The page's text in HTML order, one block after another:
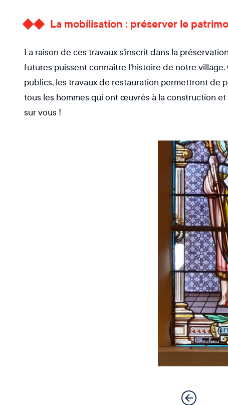
La mobilisation : préserver le
La raison de ces travaux s'inscrit dans la
futures puissent connaître l'histoire de notre
publics, les travaux de restauration permettront de
tous les hommes qui ont œuvrés à la construction
sur vous !